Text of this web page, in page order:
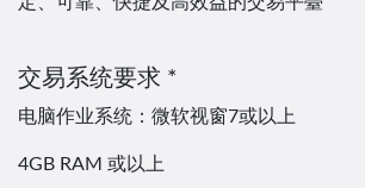
交易系统要求 *
电脑作业系统：微软视窗7或以上
4GB RAM 或以上